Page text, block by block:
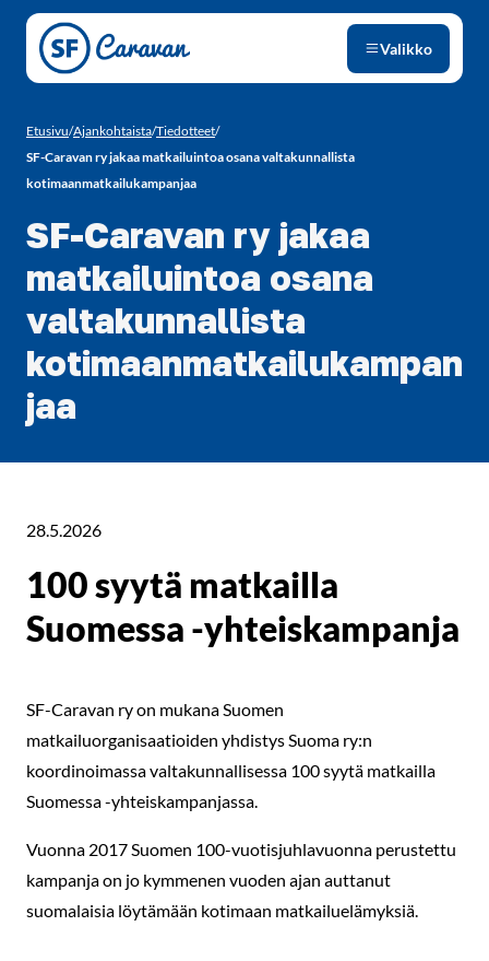
Siirry sivun sisältöön
Valikko
Etusivu/Ajankohtaista/Tiedotteet/
SF-Caravan ry jakaa matkailuintoa osana valtakunnallista
kotimaanmatkailukampanjaa
SF-Caravan ry jakaa
matkailuintoa osana
valtakunnallista
kotimaanmatkailukampan
jaa
28.5.2026
100 syytä matkailla
Suomessa -yhteiskampanja
SF-Caravan ry on mukana Suomen
matkailuorganisaatioiden yhdistys Suoma ry:n
koordinoimassa valtakunnallisessa 100 syytä matkailla
Suomessa -yhteiskampanjassa.
Vuonna 2017 Suomen 100-vuotisjuhlavuonna perustettu
kampanja on jo kymmenen vuoden ajan auttanut
suomalaisia löytämään kotimaan matkailuelämyksiä.